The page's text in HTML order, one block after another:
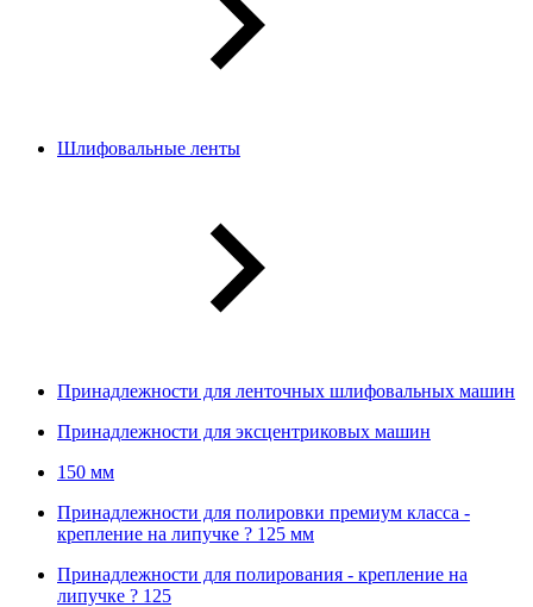
Шлифовальные ленты
Принадлежности для ленточных шлифовальных машин
Принадлежности для эксцентриковых машин
150 мм
Принадлежности для полировки премиум класса -
крепление на липучке ? 125 мм
Принадлежности для полирования - крепление на
липучке ? 125